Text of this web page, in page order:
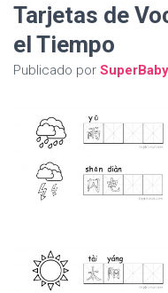
Tarjetas de
el Tiempo
Publicado por